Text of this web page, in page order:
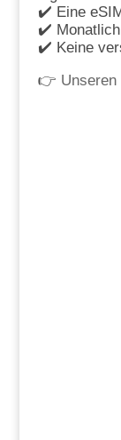
✔️ Eine
✔️ Monatlich
✔️ Keine
👉